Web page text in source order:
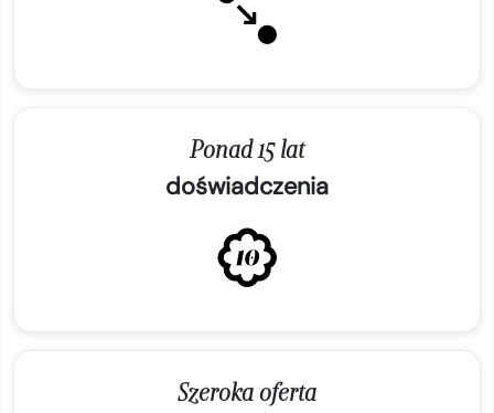
Ponad 15 lat
doświadczenia
Szeroka oferta